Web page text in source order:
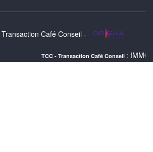
Café Conseil -
TCC - Transaction Café Conseil : IMMOBILIER